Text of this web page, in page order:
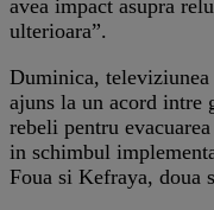
avea impact asupra
ulterioara”.
Duminica, televiziunea
ajuns la un acord intre
rebeli pentru
in schimbul
Foua si Kefraya, doua